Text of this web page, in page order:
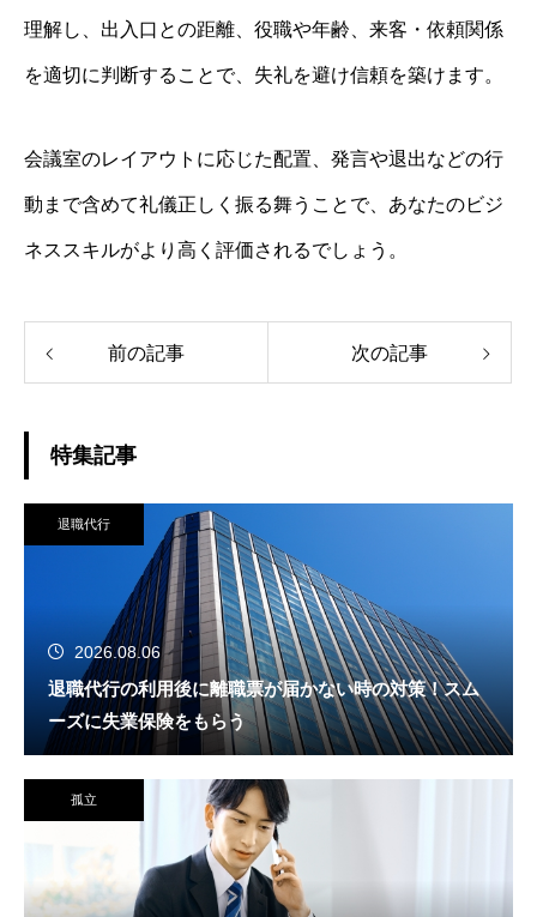
理解し、出入口との距離、役職や年齢、来客・依頼関係
を適切に判断することで、失礼を避け信頼を築けます。
会議室のレイアウトに応じた配置、発言や退出などの行
動まで含めて礼儀正しく振る舞うことで、あなたのビジ
ネススキルがより高く評価されるでしょう。
前の記事 次の記事
特集記事
退職代行
2026.08.06
退職代行の利用後に離職票が届かない時の対策！スム
ーズに失業保険をもらう
孤立